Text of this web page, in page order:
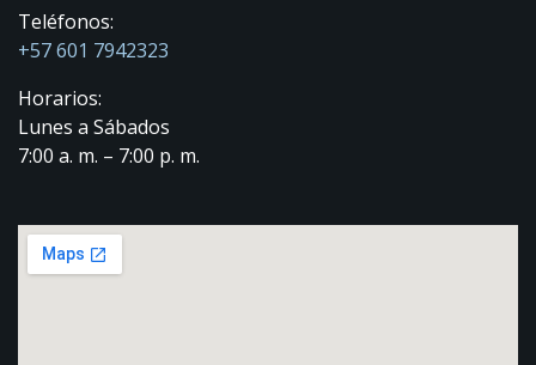
Teléfonos:
+57 601 7942323
Horarios:
Lunes a Sábados
7:00 a. m. – 7:00 p. m.